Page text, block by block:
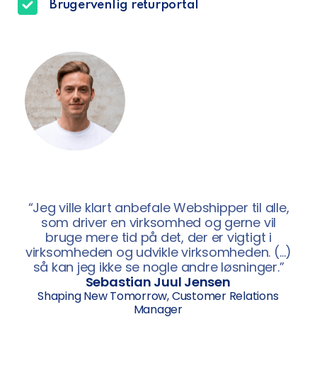
Brugervenlig returportal
“Jeg ville klart anbefale Webshipper til alle,
som driver en virksomhed og gerne vil
bruge mere tid på det, der er vigtigt i
virksomheden og udvikle virksomheden. (…)
så kan jeg ikke se nogle andre løsninger.”
Sebastian Juul Jensen
Shaping New Tomorrow, Customer Relations
Manager